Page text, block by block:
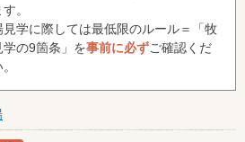
。
見学に際しては最低限のルール＝「牧
学の9箇条」を事前に必ずご確認くだ